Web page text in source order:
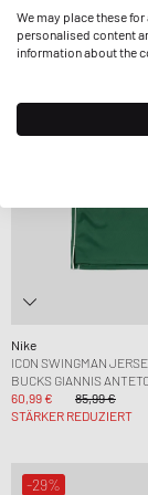
-29%
Nike
ICON SWINGMAN
BUCKS GIANNIS
60,99 €
85,99 €
STÄRKER REDUZIERT
-29%
We may place these
personalised content
information about the